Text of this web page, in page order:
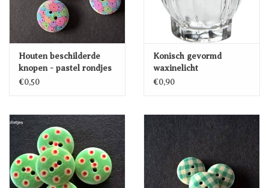
Houten beschilderde
knopen - pastel rondjes
€0,50
Konisch gevormd
waxinelicht
€0,90